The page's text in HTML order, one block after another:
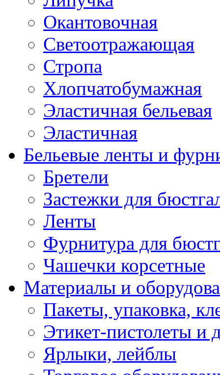
Окантовочная
Светоотражающая
Стропа
Хлопчатобумажная
Эластичная бельевая
Эластичная
Бельевые ленты и
Бретели
Застежки для
Ленты
Фурнитура для
Чашечки корсетные
Материалы и
Пакеты, упаковка,
Этикет-пистолеты и
Ярлыки, лейблы